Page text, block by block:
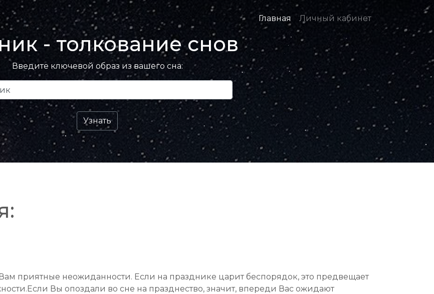
Главная Личный кабинет
- толкование снов
Введите ключевой образ из вашего сна:
приятные неожиданности. Если на празднике царит беспорядок, это предвещает
Вы опоздали во сне на празднество, значит, впереди Вас ожидают